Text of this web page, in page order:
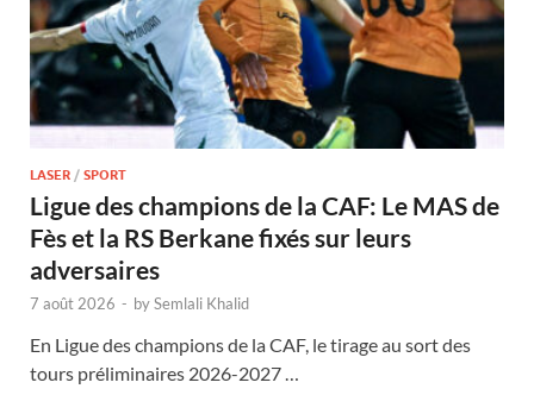
LASER / SPORT
Ligue des champions de la CAF: Le MAS de
Fès et la RS Berkane fixés sur leurs
adversaires
7 août 2026 - bySemlali Khalid
En Ligue des champions de la CAF, le tirage au sort des
tours préliminaires 2026-2027 …